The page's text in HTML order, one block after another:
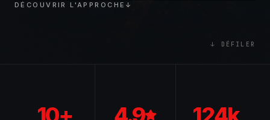
DÉCOUVRIR L'APPROCHE ↓
↓ DÉFILER